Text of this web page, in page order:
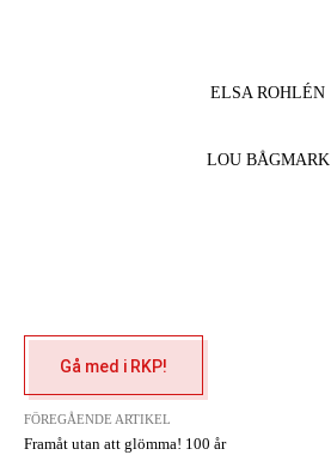
ELSA ROHLÉN
LOU BÅGMARK
Gå med i RKP!
FÖREGÅENDE ARTIKEL
Framåt utan att glömma! 100 år